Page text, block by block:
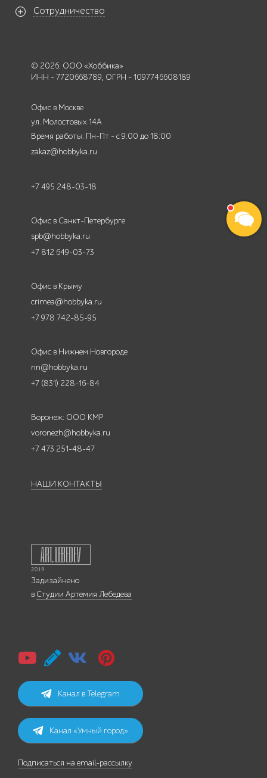
Сотрудничество
© 2026. ООО «Хоббика»
ИНН - 7720668789, ОГРН - 1097746608189
Офис в Москве
ул. Молостовых 14А
Время работы: Пн-Пт - с 9:00 до 18:00
zakaz@hobbyka.ru
+7 495 248-03-18
Офис в Санкт-Петербурге
spb@hobbyka.ru
+7 812 649-03-73
Офис в Крыму
crimea@hobbyka.ru
+7 978 742-85-95
Офис в Нижнем Новгороде
nn@hobbyka.ru
+7 (831) 228-16-84
Воронеж: ООО КМР
voronezh@hobbyka.ru
+7 473 251-48-47
НАШИ КОНТАКТЫ
Задизайнено
в Студии Артемия Лебедева
Канал в Telegram
Канал «Умный город»
Подписаться на email-рассылку